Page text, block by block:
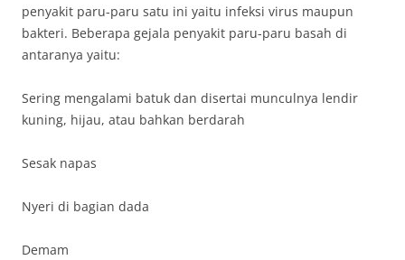
penyakit paru-paru satu ini yaitu infeksi virus maupun
bakteri. Beberapa gejala penyakit paru-paru basah di
antaranya yaitu:
Sering mengalami batuk dan disertai munculnya lendir
kuning, hijau, atau bahkan berdarah
Sesak napas
Nyeri di bagian dada
Demam